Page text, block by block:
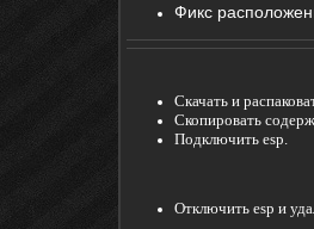
Фикс
Скачать и
Скопировать
Подключить esp.
Отключить esp и